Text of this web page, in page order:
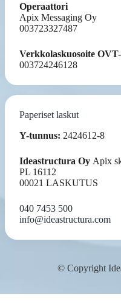
Operaattori
Apix Messaging Oy
003723327487
Verkkolaskuosoite
003724246128
Paperiset laskut
Y-tunnus: 2424612-8
Ideastructura Oy Apix
PL 16112
00021 LASKUTUS
040 7453 500
info@ideastructura.com
© Copyright